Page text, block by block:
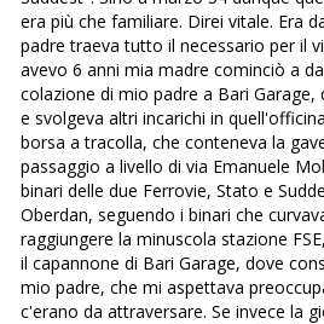
era più che familiare. Direi vitale. Era
padre traeva tutto il necessario per il
avevo 6 anni mia madre cominciò a
colazione di mio padre a Bari Garage,
e svolgeva altri incarichi in
borsa a tracolla, che conteneva la
passaggio a livello di via Emanuele
binari delle due Ferrovie, Stato e
Oberdan, seguendo i binari che
raggiungere la minuscola stazione
il capannone di Bari Garage, dove
mio padre, che mi aspettava
c'erano da attraversare. Se invece la